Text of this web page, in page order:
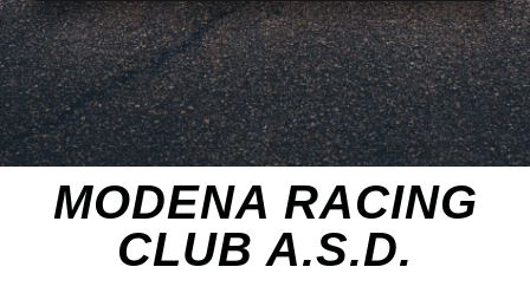
MODENA RACING
CLUB A.S.D.